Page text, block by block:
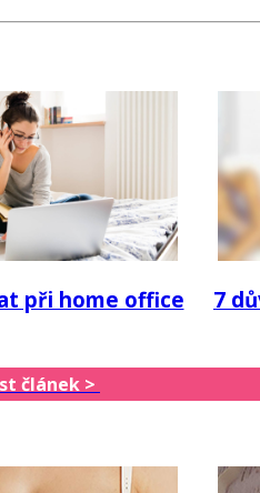
při home office
7
článek >